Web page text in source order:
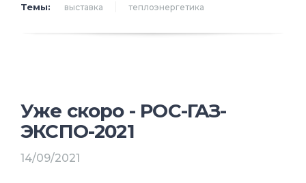
Темы: выставка теплоэнергетика
Уже скоро - РОС-ГАЗ-
ЭКСПО-2021
14/09/2021